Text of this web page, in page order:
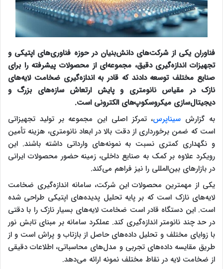
فناوران یکی از شرکت‌های دانش‌بنیان در حوزه فناوری‌های اپتیکی و
تجهیزات اندازه‌گیری دقیق، مجموعه‌ای از محصولات پیشرفته را برای
صنایع مختلف توسعه دادند که قادر به اندازه‌گیری ضخامت لایه‌های
نازک در مقیاس نانومتری و پایش ارتعاش سازه‌های بزرگ و
دیجیتال‌سازی میکروسکوپ‌های الکترونی است.
به گزارش سیناپرس، تمرکز اصلی این مجموعه بر تولید تجهیزاتی
است که ضمن برخورداری از دقت بالا در ابعاد نانومتری، هزینه تأمین
و نگهداری کمتری نسبت به نمونه‌های وارداتی داشته باشند. این
رویکرد علاوه بر کمک به صنایع داخلی، زمینه حضور محصولات ایرانی
در بازارهای بین‌المللی را نیز فراهم می‌کند.
یکی از مهمترین محصولات این شرکت، سامانه اندازه‌گیری ضخامت
لایه‌های نازک است که بر پایه تحلیل پدیده‌های اپتیکی طراحی شده
است. این دستگاه قادر است ضخامت لایه‌های بسیار نازک را با دقتی
در حد چند نانومتر اندازه‌گیری کند. عملکرد سامانه بر مبنای تابش نور
با زوایای مختلف و تحلیل داده‌های حاصل از بازتاب و پراش است و از
طریق مقایسه داده‌های تجربی و مدل‌های محاسباتی، اطلاعات دقیقی
از ضخامت لایه در نقاط مختلف نمونه ارائه می‌دهد.